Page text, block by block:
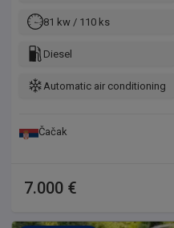
81 kw / 110 ks
Diesel
Automatic air conditioning
Čačak
7.000 €